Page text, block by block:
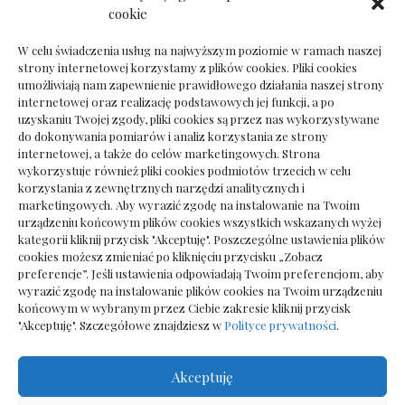
cookie
W celu świadczenia usług na najwyższym poziomie w ramach naszej
strony internetowej korzystamy z plików cookies. Pliki cookies
umożliwiają nam zapewnienie prawidłowego działania naszej strony
internetowej oraz realizację podstawowych jej funkcji, a po
uzyskaniu Twojej zgody, pliki cookies są przez nas wykorzystywane
do dokonywania pomiarów i analiz korzystania ze strony
internetowej, a także do celów marketingowych. Strona
wykorzystuje również pliki cookies podmiotów trzecich w celu
korzystania z zewnętrznych narzędzi analitycznych i
marketingowych. Aby wyrazić zgodę na instalowanie na Twoim
urządzeniu końcowym plików cookies wszystkich wskazanych wyżej
kategorii kliknij przycisk "Akceptuję". Poszczególne ustawienia plików
cookies możesz zmieniać po kliknięciu przycisku „Zobacz
preferencje”. Jeśli ustawienia odpowiadają Twoim preferencjom, aby
wyrazić zgodę na instalowanie plików cookies na Twoim urządzeniu
końcowym w wybranym przez Ciebie zakresie kliknij przycisk
"Akceptuję". Szczegółowe znajdziesz w Polityce prywatności.
Akceptuję
Dokumenty do odbioru przy zmianie biura
Deska podłogowa do salonu: jak wybrać bez
pośpiechu